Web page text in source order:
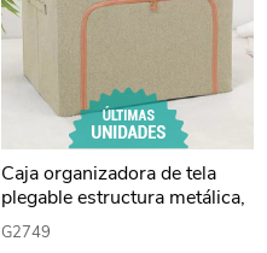
Caja organizadora de tela
plegable estructura metálica,
con 2 cierres, varios colores
G2749